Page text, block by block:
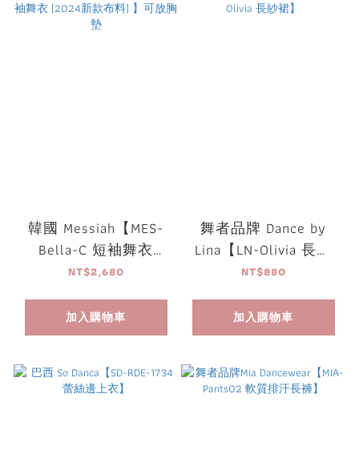
韓國 Messiah【MES-
Bella-C 短袖舞衣
[2024新款布料] 】可
NT$2,680
加入購物車
舞者品牌 Dance by
Lina【LN-Olivia 長紗
裙】
NT$880
加入購物車